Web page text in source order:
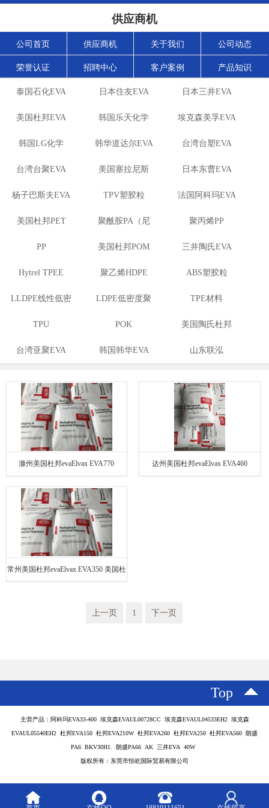
供应商机
公司首页 供应商机 关于我们 公司动态
荣誉认证 招聘中心 客户案例 产品知识
泰国石化EVA 日本住友EVA 日本三井EVA
美国杜邦EVA 韩国乐天化学
EVA
埃克森美孚EVA
韩国LG化学
EVA
韩华道达尔EVA 台湾台塑EVA
台湾台聚EVA 美国塞拉尼斯
EVA
日本东曹EVA
杨子巴斯夫EVA TPV塑胶粒 法国阿科玛EVA
美国杜邦PET 聚酰胺PA（尼
龙）系列：
聚丙烯PP
PP 美国杜邦POM 三井陶氏EVA
Hytrel TPEE 聚乙烯HDPE ABS塑胶粒
LLDPE线性低密
度聚乙烯
LDPE低密度聚
乙烯
TPE材料
TPU POK 美国陶氏杜邦
EVA
台湾亚聚EVA 韩国韩华EVA 山东联泓
滁州美国杜邦evaElvax EVA770 达州美国杜邦evaElvax EVA460
常州美国杜邦evaElvax EVA350 美国杜
上一页 1 下一页
Top
主营产品：阿科玛EVA33-400 埃克森EVAUL00728CC 埃克森EVAUL04533EH2 埃克森
EVAUL05540EH2 杜邦EVA150 杜邦EVA210W 杜邦EVA260 杜邦EVA250 杜邦EVA560 朗盛
PA6 BKV30H1. 朗盛PA66 AK 三井EVA 40W
版权所有：东莞市恒屹国际贸易有限公司